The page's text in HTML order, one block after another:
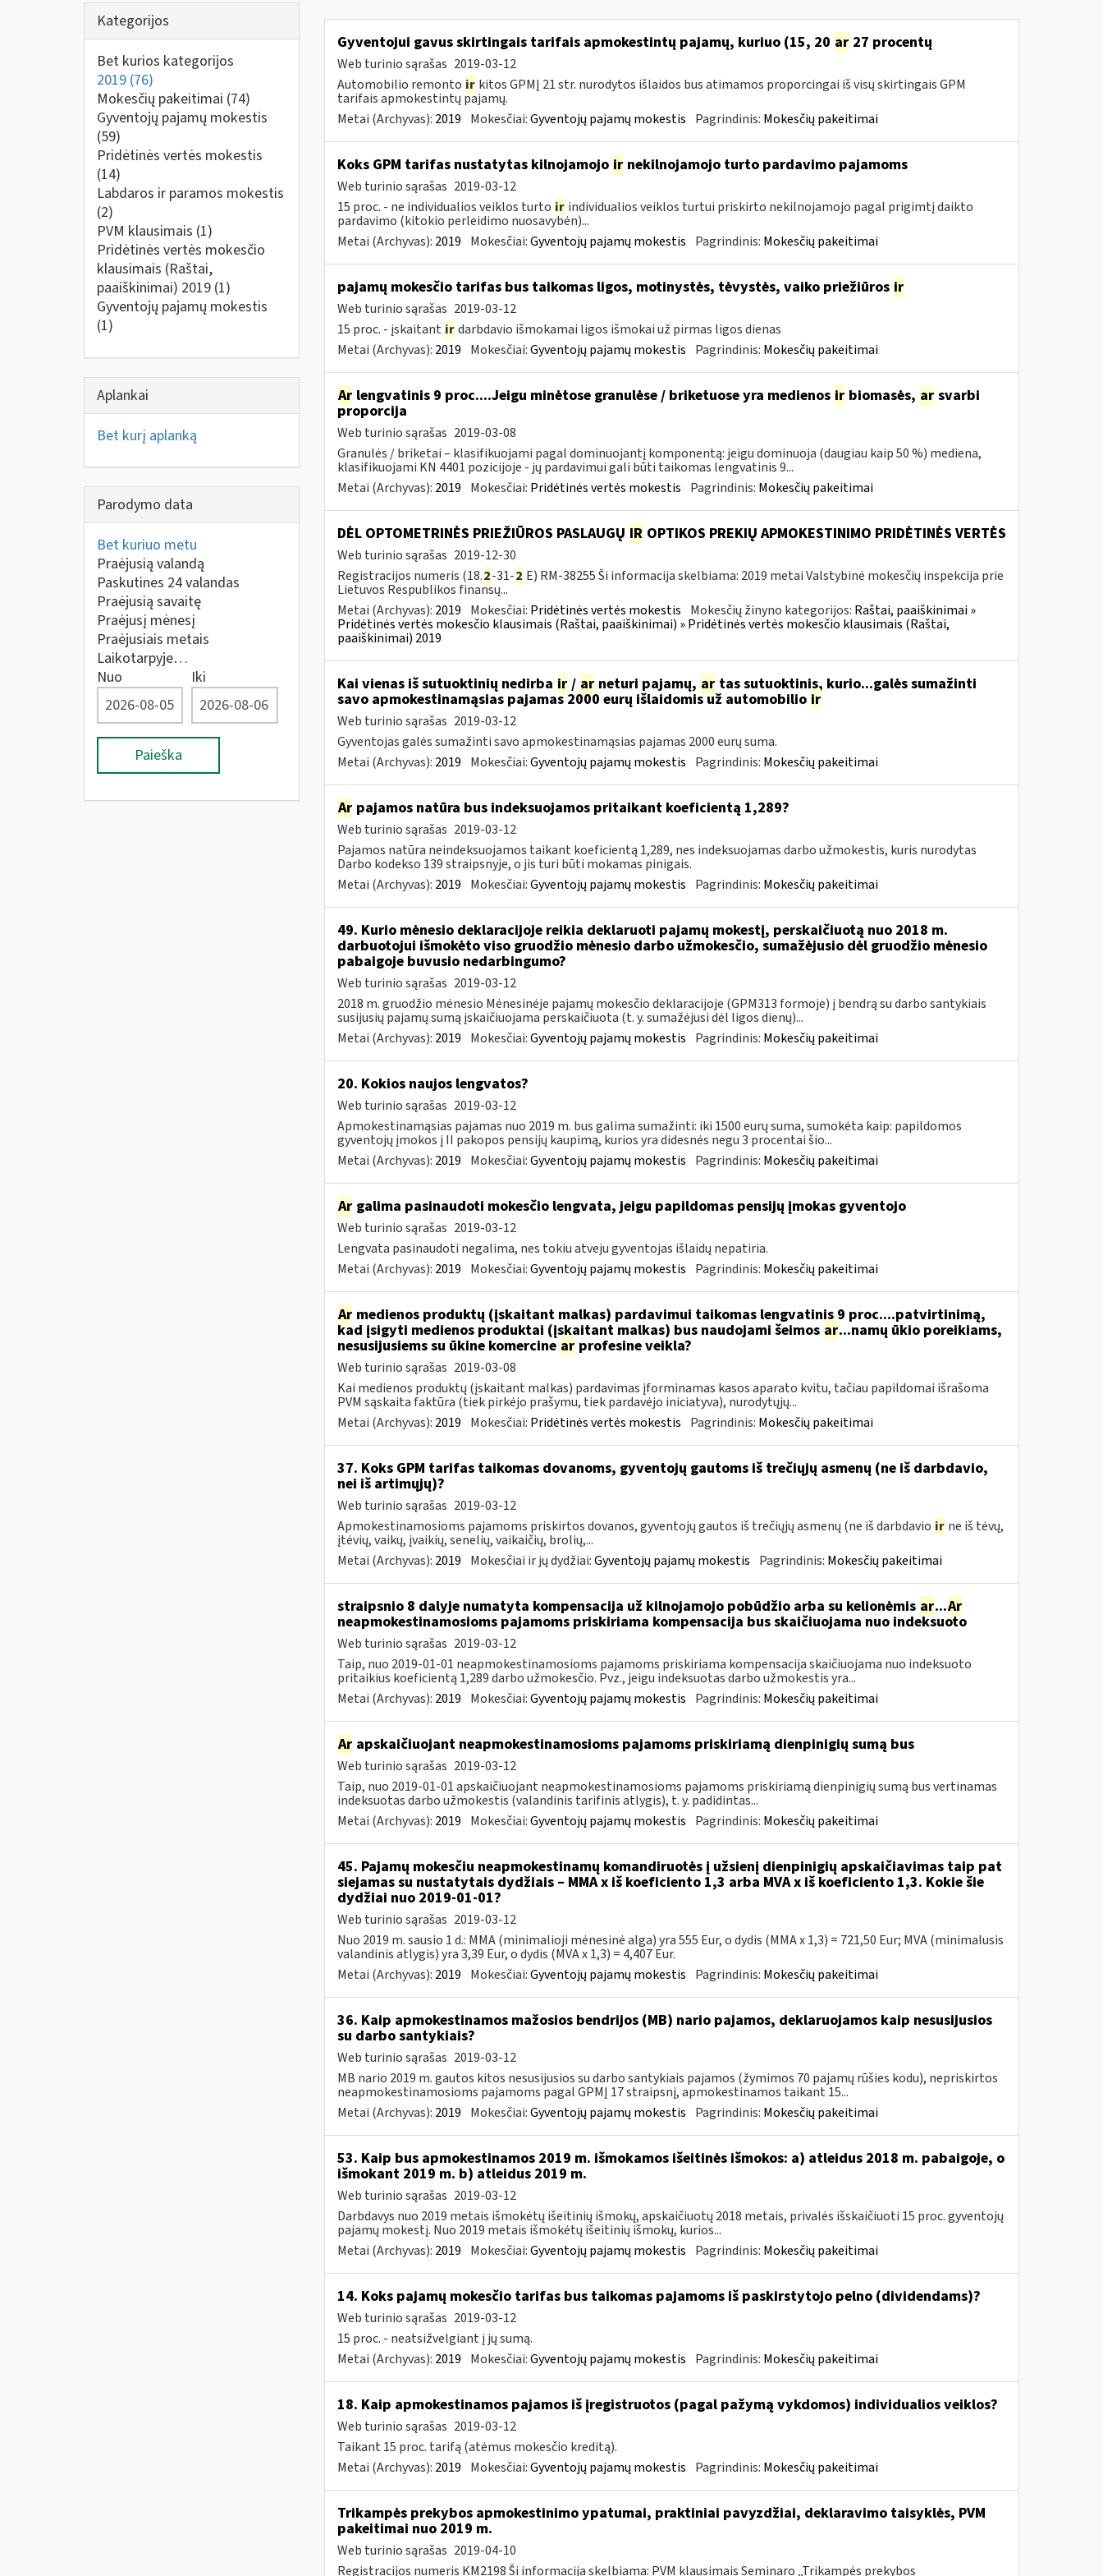
Kategorijos
Bet kurios kategorijos
2019 (76)
Mokesčių pakeitimai (74)
Gyventojų pajamų mokestis
(59)
Pridėtinės vertės mokestis
(14)
Labdaros ir paramos mokestis
(2)
PVM klausimais (1)
Pridėtinės vertės mokesčio
klausimais (Raštai,
paaiškinimai) 2019 (1)
Gyventojų pajamų mokestis
(1)
Aplankai
Bet kurį aplanką
Parodymo data
Bet kuriuo metu
Praėjusią valandą
Paskutines 24 valandas
Praėjusią savaitę
Praėjusį mėnesį
Praėjusiais metais
Laikotarpyje…
Nuo
Iki
Paieška
Gyventojui gavus skirtingais tarifais apmokestintų pajamų, kuriuo (15, 20 ar27 procentų
Web turinio sąrašas 2019-03-12
Automobilio remonto ir kitos GPMĮ 21 str. nurodytos išlaidos bus atimamos proporcingai iš visų skirtingais GPM
tarifais apmokestintų pajamų.
Metai (Archyvas): 2019 Mokesčiai:Gyventojų pajamų mokestis Pagrindinis: Mokesčių pakeitimai
Koks GPM tarifas nustatytas kilnojamojo irnekilnojamojo turto pardavimo pajamoms
Web turinio sąrašas 2019-03-12
15 proc. - ne individualios veiklos turto ir individualios veiklos turtui priskirto nekilnojamojo pagal prigimtį daikto
pardavimo (kitokio perleidimo nuosavybėn)...
Metai (Archyvas): 2019 Mokesčiai:Gyventojų pajamų mokestis Pagrindinis: Mokesčių pakeitimai
pajamų mokesčio tarifas bus taikomas ligos, motinystės, tėvystės, vaiko priežiūros ir
Web turinio sąrašas 2019-03-12
15 proc. - įskaitant ir darbdavio išmokamai ligos išmokai už pirmas ligos dienas
Metai (Archyvas): 2019 Mokesčiai:Gyventojų pajamų mokestis Pagrindinis: Mokesčių pakeitimai
Arlengvatinis 9 proc....Jeigu minėtose granulėse / briketuose yra medienos irbiomasės, arsvarbi
proporcija
Web turinio sąrašas 2019-03-08
Granulės / briketai – klasifikuojami pagal dominuojantį komponentą: jeigu dominuoja (daugiau kaip 50 %) mediena,
klasifikuojami KN 4401 pozicijoje - jų pardavimui gali būti taikomas lengvatinis 9...
Metai (Archyvas): 2019 Mokesčiai: Pridėtinės vertės mokestis Pagrindinis: Mokesčių pakeitimai
DĖL OPTOMETRINĖS PRIEŽIŪROS PASLAUGŲ IR OPTIKOS PREKIŲ APMOKESTINIMO PRIDĖTINĖS VERTĖS
Web turinio sąrašas 2019-12-30
Registracijos numeris (18.2-31-2 E) RM-38255 Ši informacija skelbiama: 2019 metai Valstybinė mokesčių inspekcija prie
Lietuvos Respublikos finansų...
Metai (Archyvas): 2019 Mokesčiai: Pridėtinės vertės mokestis Mokesčių žinyno kategorijos: Raštai, paaiškinimai »
Pridėtinės vertės mokesčio klausimais (Raštai, paaiškinimai) » Pridėtinės vertės mokesčio klausimais (Raštai,
paaiškinimai) 2019
Kai vienas iš sutuoktinių nedirba ir/ arneturi pajamų, artas sutuoktinis, kurio...galės sumažinti
savo apmokestinamąsias pajamas 2000 eurų išlaidomis už automobilio ir
Web turinio sąrašas 2019-03-12
Gyventojas galės sumažinti savo apmokestinamąsias pajamas 2000 eurų suma.
Metai (Archyvas): 2019 Mokesčiai:Gyventojų pajamų mokestis Pagrindinis: Mokesčių pakeitimai
Arpajamos natūra bus indeksuojamos pritaikant koeficientą 1,289?
Web turinio sąrašas 2019-03-12
Pajamos natūra neindeksuojamos taikant koeficientą 1,289, nes indeksuojamas darbo užmokestis, kuris nurodytas
Darbo kodekso 139 straipsnyje, o jis turi būti mokamas pinigais.
Metai (Archyvas): 2019 Mokesčiai:Gyventojų pajamų mokestis Pagrindinis: Mokesčių pakeitimai
49. Kurio mėnesio deklaracijoje reikia deklaruoti pajamų mokestį, perskaičiuotą nuo 2018 m.
darbuotojui išmokėto viso gruodžio mėnesio darbo užmokesčio, sumažėjusio dėl gruodžio mėnesio
pabaigoje buvusio nedarbingumo?
Web turinio sąrašas 2019-03-12
2018 m. gruodžio mėnesio Mėnesinėje pajamų mokesčio deklaracijoje (GPM313 formoje) į bendrą su darbo santykiais
susijusių pajamų sumą įskaičiuojama perskaičiuota (t. y. sumažėjusi dėl ligos dienų)...
Metai (Archyvas): 2019 Mokesčiai:Gyventojų pajamų mokestis Pagrindinis: Mokesčių pakeitimai
20. Kokios naujos lengvatos?
Web turinio sąrašas 2019-03-12
Apmokestinamąsias pajamas nuo 2019 m. bus galima sumažinti: iki 1500 eurų suma, sumokėta kaip: papildomos
gyventojų įmokos į II pakopos pensijų kaupimą, kurios yra didesnės negu 3 procentai šio...
Metai (Archyvas): 2019 Mokesčiai:Gyventojų pajamų mokestis Pagrindinis: Mokesčių pakeitimai
Argalima pasinaudoti mokesčio lengvata, jeigu papildomas pensijų įmokas gyventojo
Web turinio sąrašas 2019-03-12
Lengvata pasinaudoti negalima, nes tokiu atveju gyventojas išlaidų nepatiria.
Metai (Archyvas): 2019 Mokesčiai:Gyventojų pajamų mokestis Pagrindinis: Mokesčių pakeitimai
Armedienos produktų (įskaitant malkas) pardavimui taikomas lengvatinis 9 proc....patvirtinimą,
kad įsigyti medienos produktai (įskaitant malkas) bus naudojami šeimos ar...namų ūkio poreikiams,
nesusijusiems su ūkine komercine arprofesine veikla?
Web turinio sąrašas 2019-03-08
Kai medienos produktų (įskaitant malkas) pardavimas įforminamas kasos aparato kvitu, tačiau papildomai išrašoma
PVM sąskaita faktūra (tiek pirkėjo prašymu, tiek pardavėjo iniciatyva), nurodytųjų...
Metai (Archyvas): 2019 Mokesčiai: Pridėtinės vertės mokestis Pagrindinis: Mokesčių pakeitimai
37. Koks GPM tarifas taikomas dovanoms, gyventojų gautoms iš trečiųjų asmenų (ne iš darbdavio,
nei iš artimųjų)?
Web turinio sąrašas 2019-03-12
Apmokestinamosioms pajamoms priskirtos dovanos, gyventojų gautos iš trečiųjų asmenų (ne iš darbdavio ir ne iš tėvų,
įtėvių, vaikų, įvaikių, senelių, vaikaičių, brolių,...
Metai (Archyvas): 2019 Mokesčiai ir jų dydžiai:Gyventojų pajamų mokestis Pagrindinis: Mokesčių pakeitimai
straipsnio 8 dalyje numatyta kompensacija už kilnojamojo pobūdžio arba su kelionėmis ar...Ar
neapmokestinamosioms pajamoms priskiriama kompensacija bus skaičiuojama nuo indeksuoto
Web turinio sąrašas 2019-03-12
Taip, nuo 2019-01-01 neapmokestinamosioms pajamoms priskiriama kompensacija skaičiuojama nuo indeksuoto
pritaikius koeficientą 1,289 darbo užmokesčio. Pvz., jeigu indeksuotas darbo užmokestis yra...
Metai (Archyvas): 2019 Mokesčiai:Gyventojų pajamų mokestis Pagrindinis: Mokesčių pakeitimai
Arapskaičiuojant neapmokestinamosioms pajamoms priskiriamą dienpinigių sumą bus
Web turinio sąrašas 2019-03-12
Taip, nuo 2019-01-01 apskaičiuojant neapmokestinamosioms pajamoms priskiriamą dienpinigių sumą bus vertinamas
indeksuotas darbo užmokestis (valandinis tarifinis atlygis), t. y. padidintas...
Metai (Archyvas): 2019 Mokesčiai:Gyventojų pajamų mokestis Pagrindinis: Mokesčių pakeitimai
45. Pajamų mokesčiu neapmokestinamų komandiruotės į užsienį dienpinigių apskaičiavimas taip pat
siejamas su nustatytais dydžiais – MMA x iš koeficiento 1,3 arba MVA x iš koeficiento 1,3. Kokie šie
dydžiai nuo 2019-01-01?
Web turinio sąrašas 2019-03-12
Nuo 2019 m. sausio 1 d.: MMA (minimalioji mėnesinė alga) yra 555 Eur, o dydis (MMA x 1,3) = 721,50 Eur; MVA (minimalusis
valandinis atlygis) yra 3,39 Eur, o dydis (MVA x 1,3) = 4,407 Eur.
Metai (Archyvas): 2019 Mokesčiai:Gyventojų pajamų mokestis Pagrindinis: Mokesčių pakeitimai
36. Kaip apmokestinamos mažosios bendrijos (MB) nario pajamos, deklaruojamos kaip nesusijusios
su darbo santykiais?
Web turinio sąrašas 2019-03-12
MB nario 2019 m. gautos kitos nesusijusios su darbo santykiais pajamos (žymimos 70 pajamų rūšies kodu), nepriskirtos
neapmokestinamosioms pajamoms pagal GPMĮ 17 straipsnį, apmokestinamos taikant 15...
Metai (Archyvas): 2019 Mokesčiai:Gyventojų pajamų mokestis Pagrindinis: Mokesčių pakeitimai
53. Kaip bus apmokestinamos 2019 m. išmokamos išeitinės išmokos: a) atleidus 2018 m. pabaigoje, o
išmokant 2019 m. b) atleidus 2019 m.
Web turinio sąrašas 2019-03-12
Darbdavys nuo 2019 metais išmokėtų išeitinių išmokų, apskaičiuotų 2018 metais, privalės išskaičiuoti 15 proc. gyventojų
pajamų mokestį. Nuo 2019 metais išmokėtų išeitinių išmokų, kurios...
Metai (Archyvas): 2019 Mokesčiai:Gyventojų pajamų mokestis Pagrindinis: Mokesčių pakeitimai
14. Koks pajamų mokesčio tarifas bus taikomas pajamoms iš paskirstytojo pelno (dividendams)?
Web turinio sąrašas 2019-03-12
15 proc. - neatsižvelgiant į jų sumą.
Metai (Archyvas): 2019 Mokesčiai:Gyventojų pajamų mokestis Pagrindinis: Mokesčių pakeitimai
18. Kaip apmokestinamos pajamos iš įregistruotos (pagal pažymą vykdomos) individualios veiklos?
Web turinio sąrašas 2019-03-12
Taikant 15 proc. tarifą (atėmus mokesčio kreditą).
Metai (Archyvas): 2019 Mokesčiai:Gyventojų pajamų mokestis Pagrindinis: Mokesčių pakeitimai
Trikampės prekybos apmokestinimo ypatumai, praktiniai pavyzdžiai, deklaravimo taisyklės, PVM
pakeitimai nuo 2019 m.
Web turinio sąrašas 2019-04-10
Registracijos numeris KM2198 Ši informacija skelbiama: PVM klausimais Seminaro „Trikampės prekybos